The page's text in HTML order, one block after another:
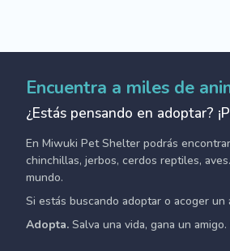
Encuentra a miles de
¿Estás pensando en adoptar?
En Miwuki Pet Shelter podrás
chinchillas, jerbos, cerdos reptiles,
mundo.
Si estás buscando adoptar o acoger un
Adopta. Salva una vida, gana un